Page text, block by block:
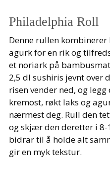
Philadelphia Roll
Denne rullen
agurk for en rik og
et noriark på
2,5 dl sushiris jevnt over
risen vender ned, og
kremost, røkt laks og
nærmest deg. Rull den
og skjær den deretter i 8-
bidrar til å holde alt
gir en myk tekstur.